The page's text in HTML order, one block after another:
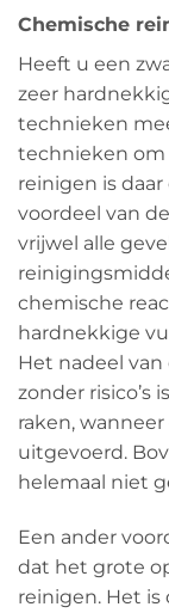
Chemische
Heeft u een
zeer
technieken
technieken om
reinigen is
voordeel van
vrijwel alle
chemische
hardnekkige
Het nadeel
zonder risico’s
raken,
uitgevoerd.
helemaal niet
Een ander
dat het grote
reinigen. Het